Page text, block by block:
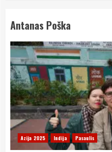
Antanas Poška
Azija 2025 Indija Pasaulis